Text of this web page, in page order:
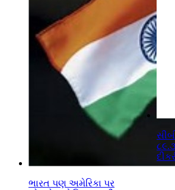
ભારત પણ અમેરિકા પર